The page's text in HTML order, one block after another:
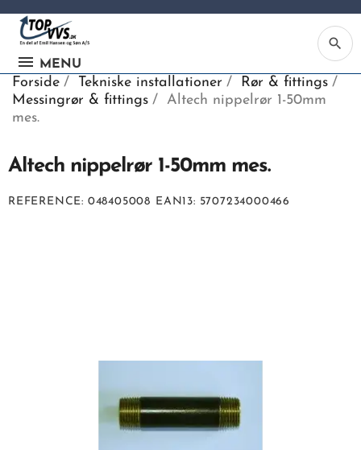
MENU
search
Forside Tekniske installationer
Rør & fittings
Messingrør & fittings
Altech nippelrør 1-50mm
mes.
Altech nippelrør 1-50mm mes.
REFERENCE 048405008 EAN13 5707234000466